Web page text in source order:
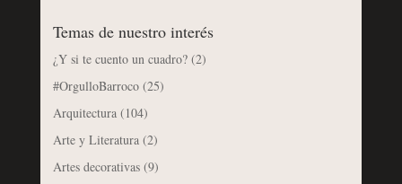
Temas de nuestro interés
¿Y si te cuento un cuadro?(2)
#OrgulloBarroco(25)
Arquitectura(104)
Arte y Literatura(2)
Artes decorativas(9)